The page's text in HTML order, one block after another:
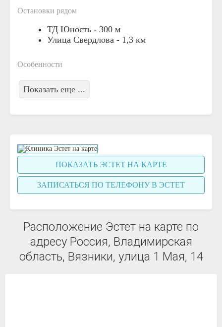
Остановки рядом
ТД Юность - 300 м
Улица Свердлова - 1,3 км
Особенности
Показать еще ...
ПОКАЗАТЬ ЭСТЕТ НА КАРТЕ
ЗАПИСАТЬСЯ ПО ТЕЛЕФОНУ В ЭСТЕТ
Расположение Эстет на карте по
адресу Россия, Владимирская
область, Вязники, улица 1 Мая, 14